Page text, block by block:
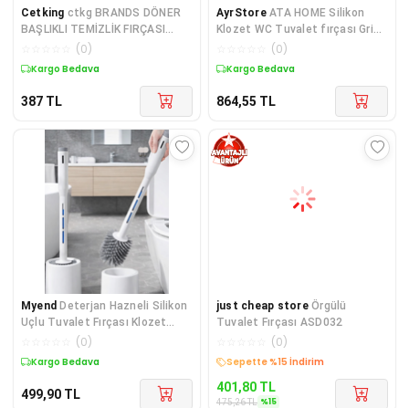
Cetking ctkg BRANDS DÖNER
BAŞLIKLI TEMİZLİK FIRÇASI
(Cımbızlı) shopselstreny
(0)
Kargo Bedava
387 TL
AyrStore ATA HOME Silikon
Klozet WC Tuvalet fırçası Gri
(0)
Kargo Bedava
864,55 TL
Myend Deterjan Hazneli Silikon
Uçlu Tuvalet Fırçası Klozet
Temizleme Fırçası
(0)
Kargo Bedava
499,90 TL
just cheap store Örgülü
Tuvalet Fırçası ASD032
(0)
Sepette %15 İndirim
401,80 TL
475,26TL %15